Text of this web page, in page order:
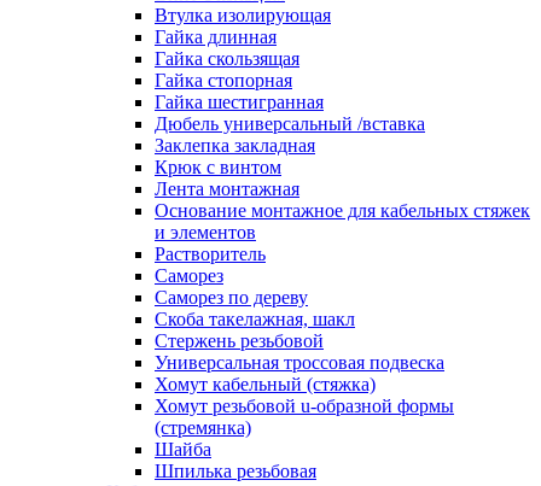
Переходник для кабель-канала
Поворот для кабель-канала
Поворот для настенного кабель-
Рамка для ввода настенного
канала в стену/потолок/щит
Соединитель на стык для
кабель-канала
Соединитель/накладка на стык для
кабель-канала
Угол внешний для кабель-канала
Угол внешний для настенного
канала
Угол т-образный для кабель-
Колодки клеммные
Аксессуары для клеммной
Колодка заземления клеммная
Нулевая шина
Одно-многополюсная клеммная
разделительная для клеммной
Втулка изолирующая
Гайка длинная
Гайка скользящая
Гайка стопорная
Гайка шестигранная
Дюбель универсальный /вставка
Заклепка закладная
Крюк с винтом
Лента монтажная
Основание монтажное для кабельных стяжек
и элементов
Растворитель
Саморез
Саморез по дереву
Скоба такелажная, шакл
Стержень резьбовой
Универсальная троссовая подвеска
Хомут кабельный (стяжка)
Хомут резьбовой u-образной формы
(стремянка)
Шайба
Шпилька резьбовая